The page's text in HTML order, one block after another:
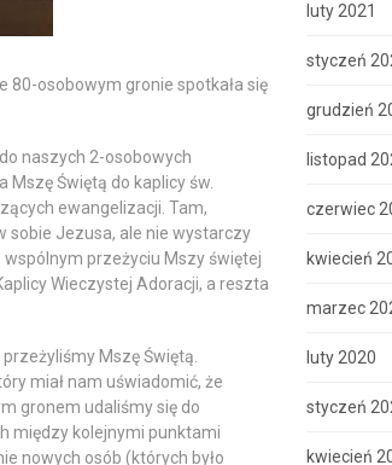
80-osobowym gronie spotkała się
naszych 2-osobowych
Świętą do kaplicy św.
ewangelizacji. Tam,
sobie Jezusa, ale nie wystarczy
przeżyciu Mszy świętej
Wieczystej Adoracji, a reszta
Mszę Świętą.
miał nam uświadomić, że
gronem udaliśmy się do
między kolejnymi punktami
nowych osób (których było
luty 2021
styczeń
grudzień
listopad
czerwiec
kwiecień
marzec
luty 2020
styczeń
kwiecień